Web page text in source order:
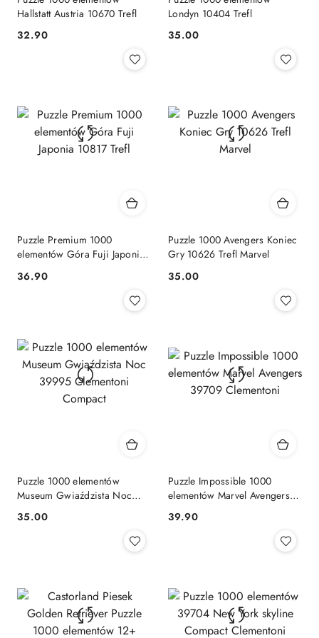
Hallstatt Austria 10670 Trefl
Cena:
32.90
Londyn 10404 Trefl
Cena:
35.00
Puzzle Premium 1000
elementów Góra Fuji Japonia
Cena:
36.90
Puzzle 1000 Avengers Koniec
Gry 10626 Trefl Marvel
Cena:
35.00
Puzzle 1000 elementów
Museum Gwiaździsta Noc
Cena:
35.00
Puzzle Impossible 1000
elementów Marvel Avengers
Cena:
39.90